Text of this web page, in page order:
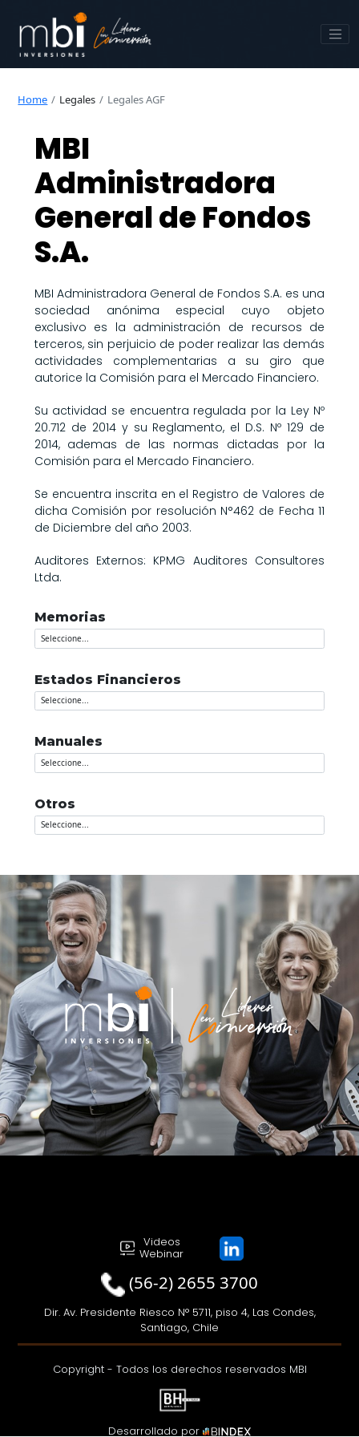
Home Legales Legales AGF
MBI
Administradora
General de Fondos
S.A.
MBI Administradora General de Fondos S.A. es una
sociedad anónima especial cuyo objeto
exclusivo es la administración de recursos de
terceros, sin perjuicio de poder realizar las demás
actividades complementarias a su giro que
autorice la Comisión para el Mercado Financiero.
Su actividad se encuentra regulada por la Ley Nº
20.712 de 2014 y su Reglamento, el D.S. Nº 129 de
2014, ademas de las normas dictadas por la
Comisión para el Mercado Financiero.
Se encuentra inscrita en el Registro de Valores de
dicha Comisión por resolución N°462 de Fecha 11
de Diciembre del año 2003.
Auditores Externos: KPMG Auditores Consultores
Ltda.
Memorias
Estados Financieros
Manuales
Otros
Videos
Webinar
(56-2) 2655 3700
Dir. Av. Presidente Riesco N° 5711, piso 4, Las Condes,
Santiago, Chile
Copyright - Todos los derechos reservados MBI
Desarrollado por